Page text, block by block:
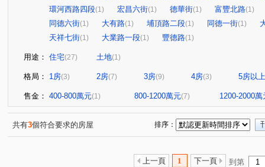
環河西路四段(1) 宏昌六街(1) 德華街(1) 富豐北路(1)
同德六街(1) 大有路(1) 埔頂路二段(1) 同德一街(1)
天祥七街(1) 大業路一段(1) 豐德路(1)
用途： 住宅(27) 土地(1)
格局： 1房(3) 2房(7) 3房(9) 4房(3) 5房以上
售金： 400-800萬元(1) 800-1200萬元(7) 1200-2000萬
共有3個符合要求的房屋 排序：
上一頁 1 下一頁 到第